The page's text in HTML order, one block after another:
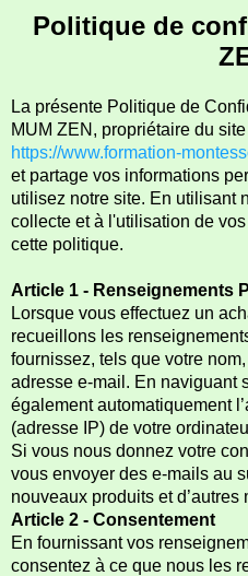
Politique de
La présente Politique de
MUM ZEN, propriétaire du site
https://www.formation-
et partage vos informations
utilisez notre site. En utilisant
collecte et à l'utilisation de
cette politique.
Article 1 - Renseignements
Lorsque vous effectuez un
recueillons les
fournissez, tels que votre
adresse e-mail. En naviguant
également automatiquement
(adresse IP) de votre
Si vous nous donnez votre
vous envoyer des e-mails au
nouveaux produits et d’autres
Article 2 - Consentement
En fournissant vos
consentez à ce que nous les